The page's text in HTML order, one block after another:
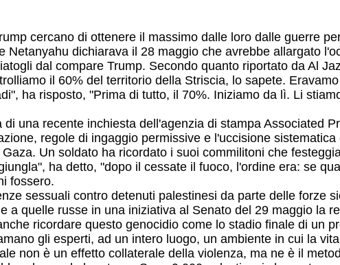
cercano di ottenere il massimo dalle loro dalle guerre
dichiarava il 28 maggio che avrebbe allargato
dal compare Trump. Secondo quanto riportato da Al
il 60% del territorio della Striscia, lo sapete.
ha risposto, "Prima di tutto, il 70%. Iniziamo da lì. Li
una recente inchiesta dell'agenzia di stampa Associated
regole di ingaggio permissive e l'uccisione
Un soldato ha ricordato i suoi commilitoni che
ha detto, "dopo il cessate il fuoco, l'ordine era: se
fossero.
sessuali contro detenuti palestinesi da parte delle forze
a quelle russe in una iniziativa al Senato del 29 maggio la
ricordare questo genocidio come lo stadio finale di un
gli esperti, ad un intero luogo, un ambiente in cui la
non è un effetto collaterale della violenza, ma ne è il